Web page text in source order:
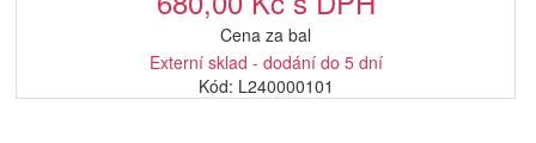
Cena za bal
Externí sklad - dodání do 5 dní
Kód: L240000101